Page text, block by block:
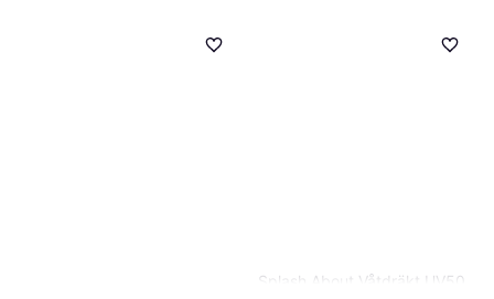
Splash About Våtdräkt UV50